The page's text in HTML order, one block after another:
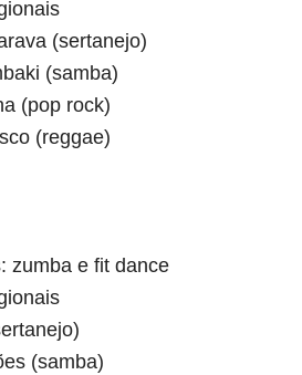
(sertanejo)
(samba)
(pop rock)
(reggae)
zumba e fit dance
(samba)